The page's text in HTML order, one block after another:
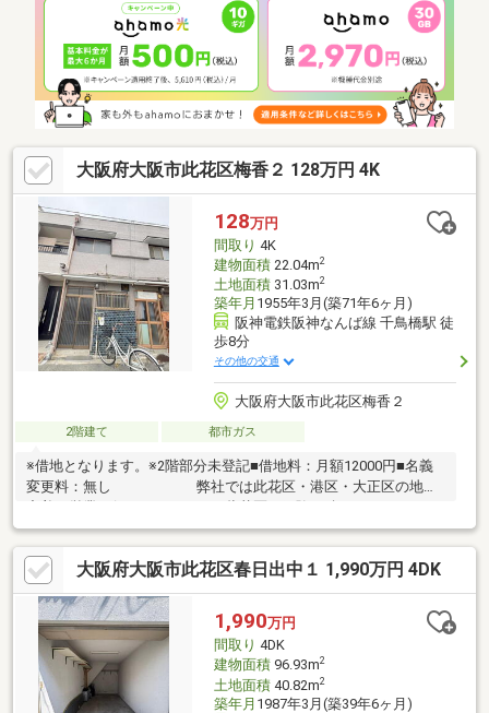
ます‐◇「とりあえず見たい」「他社でローンをを断られた」「他
社の物件もまとめて見てみたい」「相談だけしてみたい」「しっ
かり交渉してほしい」「無駄を省きたい」等お気軽にご連絡下さ
いませ。
大阪府大阪市此花区梅香２ 128万円 4K
128万円
間取り 4K
建物面積22.04m2
土地面積31.03m2
築年月 1955年3月(築71年6ヶ月)
阪神電鉄阪神なんば線 千鳥橋駅 徒
歩8分
その他の交通
大阪府大阪市此花区梅香２
2階建て 都市ガス
※借地となります。※2階部分未登記■借地料：月額12000円■名義
変更料：無し 弊社では此花区・港区・大正区の地域
ご対応させて頂きますので物件の引き渡しまで全力でサポートさ
せていただきます。賃貸・売買・リフォーム・不動産全般の事な
ら、LIBRE不動産にお任せください！
大阪府大阪市此花区春日出中１ 1,990万円 4DK
1,990万円
間取り 4DK
建物面積96.93m2
土地面積40.82m2
築年月 1987年3月(築39年6ヶ月)